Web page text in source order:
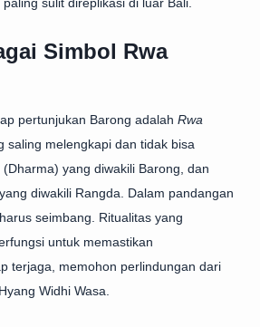
Simbol Rwa
pertunjukan Barong adalah Rwa
saling melengkapi dan tidak bisa
yang diwakili Barong, dan
diwakili Rangda. Dalam pandangan
seimbang. Ritualitas yang
untuk memastikan
terjaga, memohon perlindungan dari
Widhi Wasa.